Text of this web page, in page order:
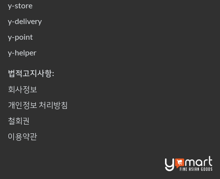
y-store
y-delivery
y-point
y-helper
법적고지사항:
회사정보
개인정보 처리방침
철회권
이용약관